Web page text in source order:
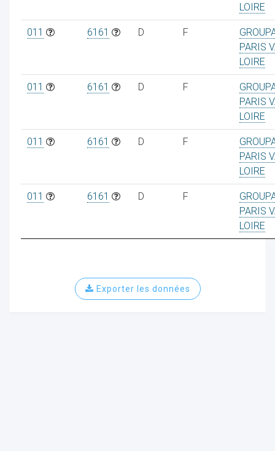
LOIRE
011 6161 D F
PARIS
LOIRE
011 6161 D F
PARIS
LOIRE
011 6161 D F
PARIS
LOIRE
011 6161 D F
PARIS
LOIRE
Exporter les données